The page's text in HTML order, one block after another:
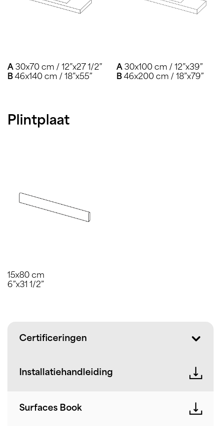
A 30x70 cm / 12”x27 1/2”
B 46x140 cm / 18”x55”
A 30x100 cm / 12”x39”
B 46x200 cm / 18”x79”
Plintplaat
15x80 cm
6”x31 1/2”
Certificeringen
Installatiehandleiding
Surfaces Book